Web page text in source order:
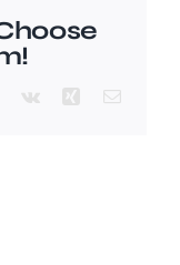
Pinterest
Vk XingEmail